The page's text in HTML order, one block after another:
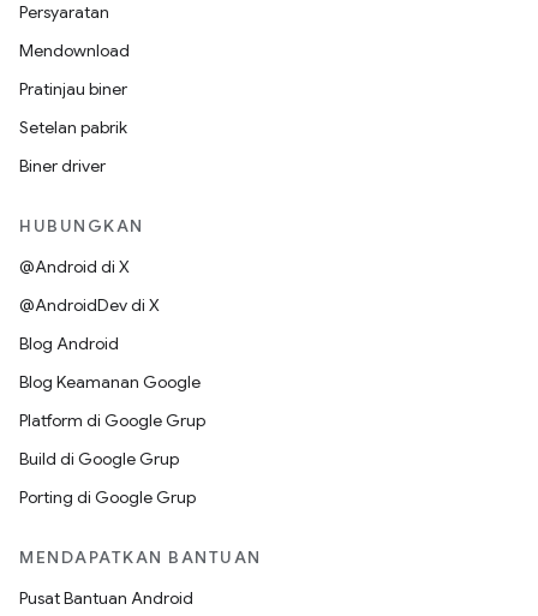
Persyaratan
Mendownload
Pratinjau biner
Setelan pabrik
Biner driver
HUBUNGKAN
@Android di X
@AndroidDev di X
Blog Android
Blog Keamanan Google
Platform di Google Grup
Build di Google Grup
Porting di Google Grup
MENDAPATKAN BANTUAN
Pusat Bantuan Android